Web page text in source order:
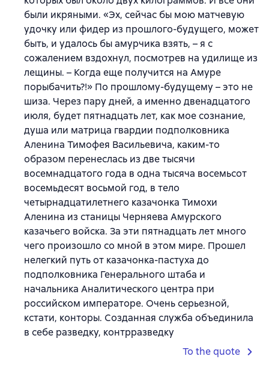
были икряными. «Эх, сейчас бы мою матчевую
удочку или фидер из прошлого-будущего, может
быть, и удалось бы амурчика взять, – я с
сожалением вздохнул, посмотрев на удилище из
лещины. – Когда еще получится на Амуре
порыбачить?!» По прошлому-будущему – это не
шиза. Через пару дней, а именно двенадцатого
июля, будет пятнадцать лет, как мое сознание,
душа или матрица гвардии подполковника
Аленина Тимофея Васильевича, каким-то
образом перенеслась из две тысячи
восемнадцатого года в одна тысяча восемьсот
восемьдесят восьмой год, в тело
четырнадцатилетнего казачонка Тимохи
Аленина из станицы Черняева Амурского
казачьего войска. За эти пятнадцать лет много
чего произошло со мной в этом мире. Прошел
нелегкий путь от казачонка-пастуха до
подполковника Генерального штаба и
начальника Аналитического центра при
российском императоре. Очень серьезной,
кстати, конторы. Созданная служба объединила
в себе разведку, контрразведку
To the quote